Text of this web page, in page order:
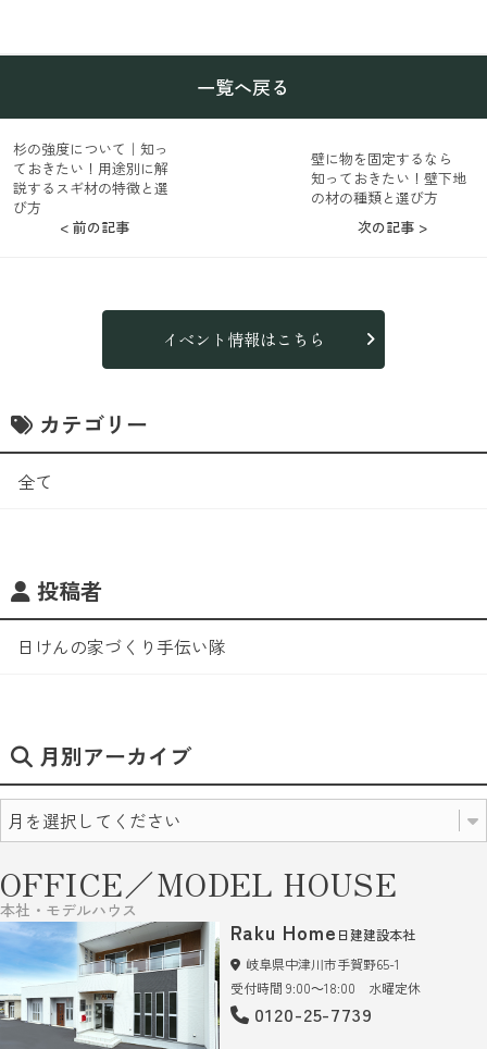
< 前の記事
杉の強度について｜知っ
ておきたい！用途別に解
説するスギ材の特徴と選
び方
一覧へ戻る
壁に物を固定するなら
知っておきたい！壁下地
の材の種類と選び方
次の記事 >
イベント情報はこちら
カテゴリー
全て
投稿者
日けんの家づくり手伝い隊
月別アーカイブ
OFFICE／MODEL HOUSE
本社・モデルハウス
Raku Home 日建建設本社
岐阜県中津川市手賀野65-1
受付時間 9:00～18:00 水曜定休
0120-25-7739